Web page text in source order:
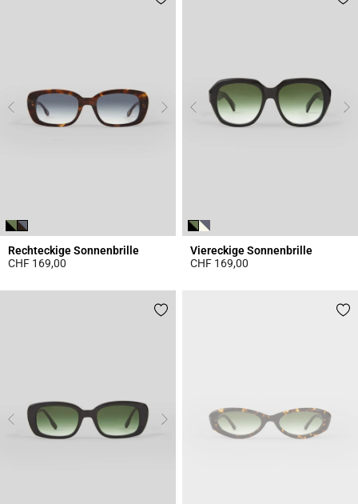
Rechteckige Sonnenbrille
CHF 169,00
Viereckige Sonnenbrille
CHF 169,00